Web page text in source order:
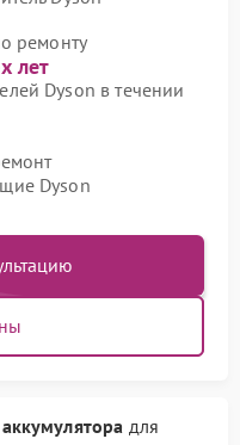
ремонту
лет
Dyson в течении
Dyson
для